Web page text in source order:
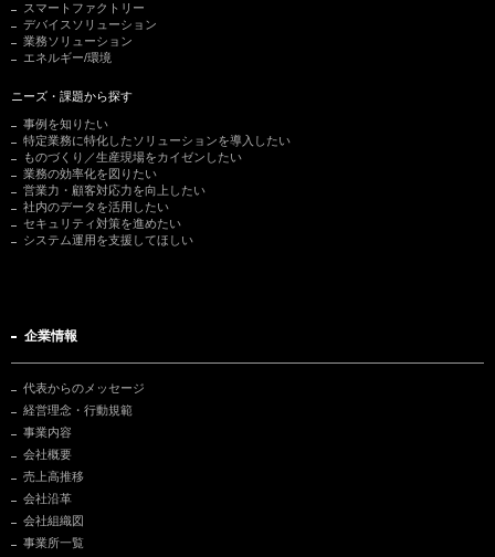
スマートファクトリー
デバイスソリューション
業務ソリューション
エネルギー/環境
ニーズ・課題から探す
事例を知りたい
特定業務に特化したソリューションを導入したい
ものづくり／生産現場をカイゼンしたい
業務の効率化を図りたい
営業力・顧客対応力を向上したい
社内のデータを活用したい
セキュリティ対策を進めたい
システム運用を支援してほしい
企業情報
代表からのメッセージ
経営理念・行動規範
事業内容
会社概要
売上高推移
会社沿革
会社組織図
事業所一覧